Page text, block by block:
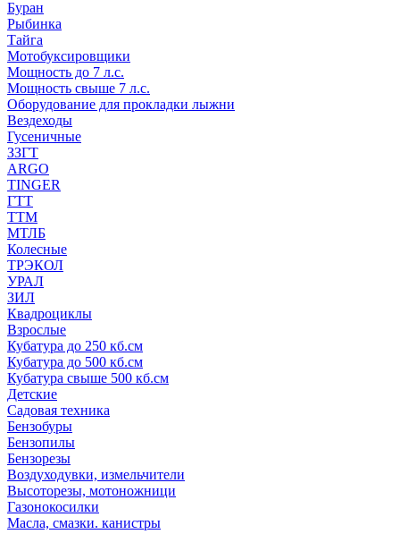
Буран
Рыбинка
Тайга
Мотобуксировщики
Мощность до 7 л.с.
Мощность свыше 7 л.с.
Оборудование для прокладки лыжни
Вездеходы
Гусеничные
ЗЗГТ
ARGO
TINGER
ГТТ
ТТМ
МТЛБ
Колесные
ТРЭКОЛ
УРАЛ
ЗИЛ
Квадроциклы
Взрослые
Кубатура до 250 кб.см
Кубатура до 500 кб.см
Кубатура свыше 500 кб.см
Детские
Садовая техника
Бензобуры
Бензопилы
Бензорезы
Воздуходувки, измельчители
Высоторезы, мотоножници
Газонокосилки
Масла, смазки. канистры